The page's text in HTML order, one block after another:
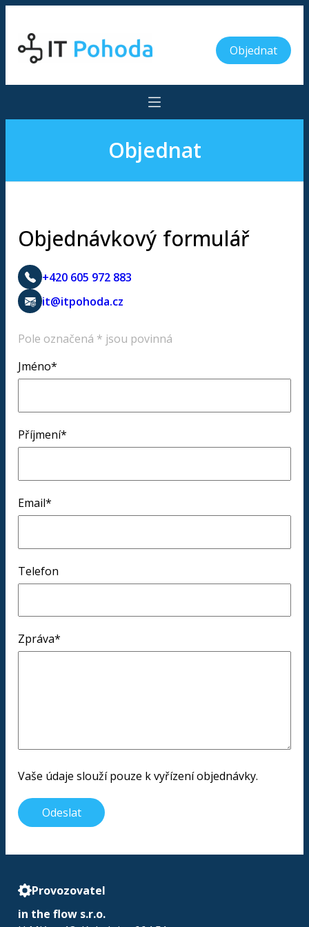
Objednat
Objednat
Objednávkový formulář
+420 605 972 883
it@itpohoda.cz
Pole označená * jsou povinná
Jméno*
Příjmení*
Email*
Telefon
Zpráva*
Vaše údaje slouží pouze k vyřízení objednávky.
Odeslat
Provozovatel
in the flow s.r.o.